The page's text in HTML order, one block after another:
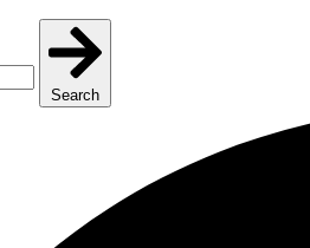
Search